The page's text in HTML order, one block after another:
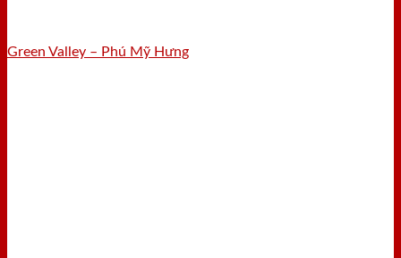
Green Valley – Phú Mỹ Hưng